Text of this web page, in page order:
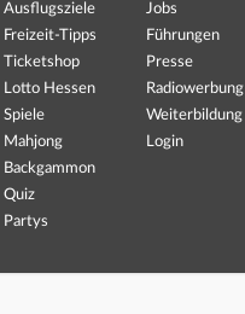
Ausflugsziele
Freizeit-Tipps
Ticketshop
Lotto Hessen
Spiele
Mahjong
Backgammon
Quiz
Partys
Jobs
Führungen
Presse
Radiowerbung
Weiterbildung
Login